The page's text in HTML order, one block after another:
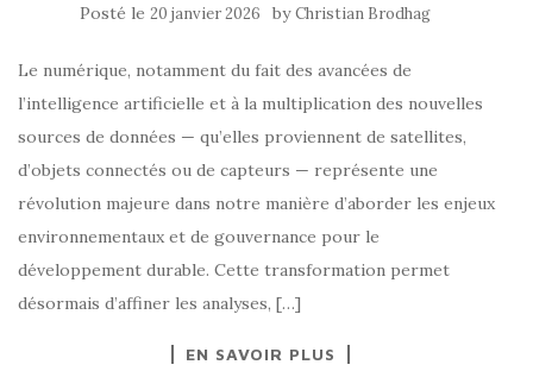
Posté le 20 janvier 2026 byChristian Brodhag
Le numérique, notamment du fait des avancées de
l’intelligence artificielle et à la multiplication des nouvelles
sources de données — qu’elles proviennent de satellites,
d’objets connectés ou de capteurs — représente une
révolution majeure dans notre manière d’aborder les enjeux
environnementaux et de gouvernance pour le
développement durable. Cette transformation permet
désormais d’affiner les analyses, […]
EN SAVOIR PLUS